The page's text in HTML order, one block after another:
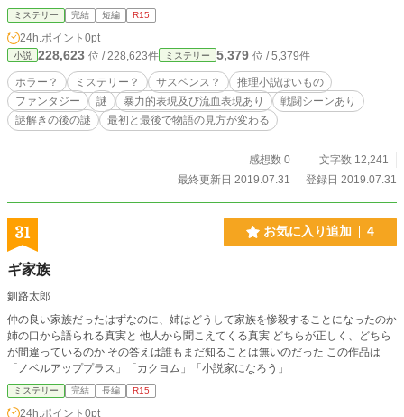
その第一幕である。 分家時空を超えた出会いの基礎となった本家の物語です。
ミステリー 完結 短編 R15
24h.ポイント 0pt
小説 228,623 位 / 228,623件 ミステリー 5,379 位 / 5,379件
ホラー？ ミステリー？ サスペンス？
推理小説ぽいもの
ファンタジー
謎 暴力的表現及び流血表現あり
戦闘シーンあり
謎解きの後の謎
最初と最後で物語の見方が変わる
感想数 0
文字数 12,241
最終更新日 2019.07.31
登録日 2019.07.31
31 お気に入り追加 4
ギ家族
釧路太郎
仲の良い家族だったはずなのに、姉はどうして家族を惨殺することになったのか
姉の口から語られる真実と 他人から聞こえてくる真実 どちらが正しく、どちら
が間違っているのか その答えは誰もまだ知ることは無いのだった この作品は
「ノベルアッププラス」「カクヨム」「小説家になろう」
ミステリー 完結 長編 R15
24h.ポイント 0pt